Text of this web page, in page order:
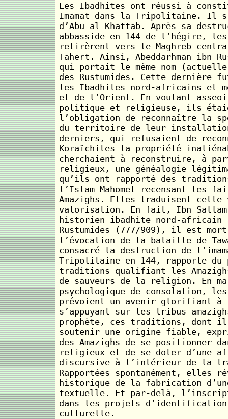
Les Ibadhites ont réussi à
Imamat dans la Tripolitaine. Il
d’Abu al Khattab. Après sa
abbasside en 144 de l’hégire,
retirèrent vers le Maghreb
Tahert. Ainsi, Abeddarhman ibn
qui portait le même nom
des Rustumides. Cette dernière
les Ibadhites nord-africains et
et de l’Orient. En voulant
politique et religieuse, ils
l’obligation de reconnaître la
du territoire de leur
derniers, qui refusaient de
Koraïchites la propriété
cherchaient à reconstruire, à
religieux, une généalogie
qu’ils ont rapporté des
l’Islam Mahomet recensant les
Amazighs. Elles traduisent cette
valorisation. En fait, Ibn
historien ibadhite nord-africain
Rustumides (777/909), il est
l’évocation de la bataille de
consacré la destruction de
Tripolitaine en 144, rapporte du
traditions qualifiant les
de sauveurs de la religion. En
psychologique de consolation,
prévoient un avenir glorifiant à
s’appuyant sur les tribus
prophète, ces traditions, dont
soutenir une origine fiable,
des Amazighs de se positionner
religieux et de se doter d’une
discursive à l’intérieur de la
Rapportées spontanément, elles
historique de la fabrication
textuelle. Et par-delà,
dans les projets
culturelle.